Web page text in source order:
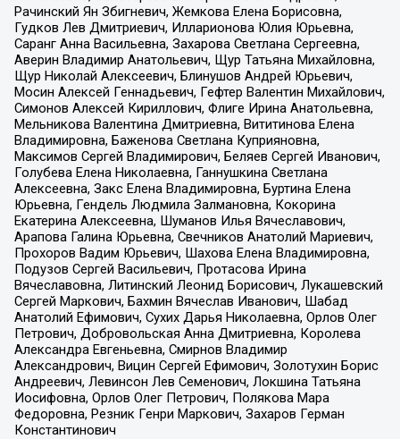
Рачинский Ян Збигневич, Жемкова Елена Борисовна,
Гудков Лев Дмитриевич, Илларионова Юлия Юрьевна,
Саранг Анна Васильевна, Захарова Светлана Сергеевна,
Аверин Владимир Анатольевич, Щур Татьяна Михайловна,
Щур Николай Алексеевич, Блинушов Андрей Юрьевич,
Мосин Алексей Геннадьевич, Гефтер Валентин Михайлович,
Симонов Алексей Кириллович, Флиге Ирина Анатольевна,
Мельникова Валентина Дмитриевна, Вититинова Елена
Владимировна, Баженова Светлана Куприяновна,
Максимов Сергей Владимирович, Беляев Сергей Иванович,
Голубева Елена Николаевна, Ганнушкина Светлана
Алексеевна, Закс Елена Владимировна, Буртина Елена
Юрьевна, Гендель Людмила Залмановна, Кокорина
Екатерина Алексеевна, Шуманов Илья Вячеславович,
Арапова Галина Юрьевна, Свечников Анатолий Мариевич,
Прохоров Вадим Юрьевич, Шахова Елена Владимировна,
Подузов Сергей Васильевич, Протасова Ирина
Вячеславовна, Литинский Леонид Борисович, Лукашевский
Сергей Маркович, Бахмин Вячеслав Иванович, Шабад
Анатолий Ефимович, Сухих Дарья Николаевна, Орлов Олег
Петрович, Добровольская Анна Дмитриевна, Королева
Александра Евгеньевна, Смирнов Владимир
Александрович, Вицин Сергей Ефимович, Золотухин Борис
Андреевич, Левинсон Лев Семенович, Локшина Татьяна
Иосифовна, Орлов Олег Петрович, Полякова Мара
Федоровна, Резник Генри Маркович, Захаров Герман
Константинович